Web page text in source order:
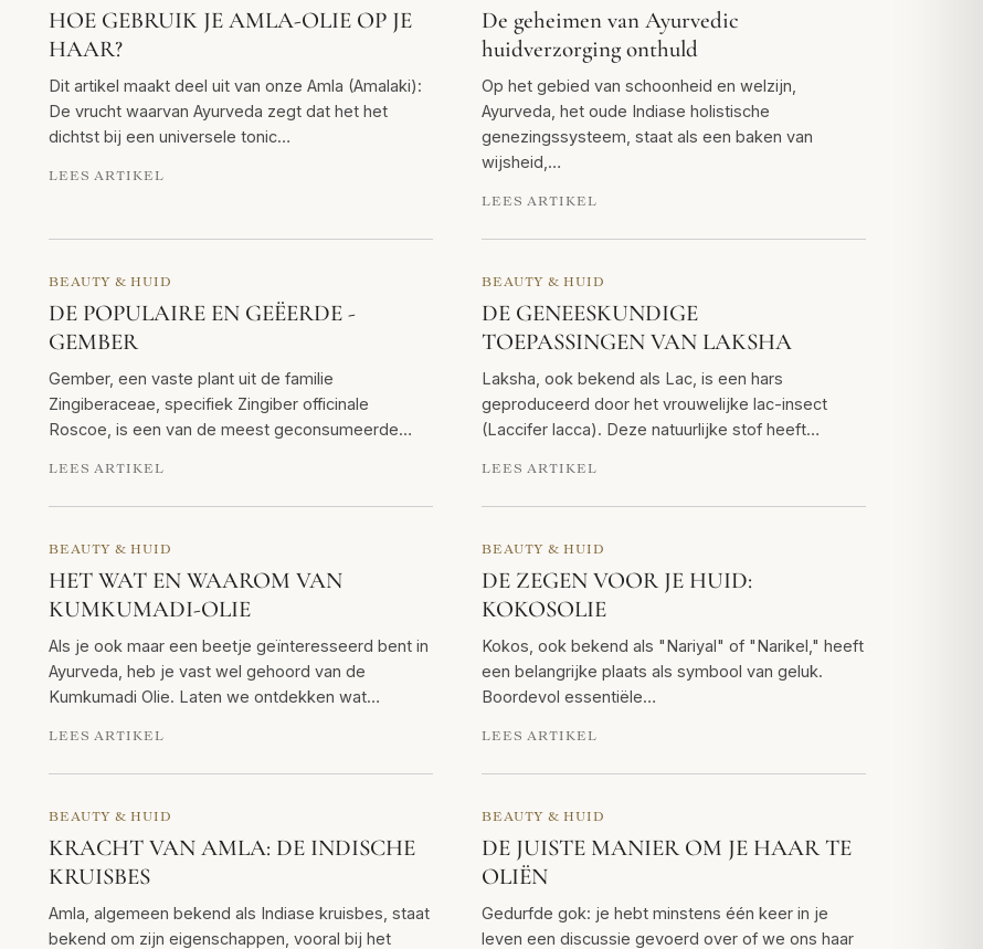
HOE GEBRUIK JE AMLA-OLIE OP JE
HAAR?
Dit artikel maakt deel uit van onze Amla (Amalaki):
De vrucht waarvan Ayurveda zegt dat het het
dichtst bij een universele tonic…
LEES ARTIKEL
De geheimen van Ayurvedic
huidverzorging onthuld
Op het gebied van schoonheid en welzijn,
Ayurveda, het oude Indiase holistische
genezingssysteem, staat als een baken van
wijsheid,…
LEES ARTIKEL
BEAUTY & HUID
DE POPULAIRE EN GEËERDE -
GEMBER
Gember, een vaste plant uit de familie
Zingiberaceae, specifiek Zingiber officinale
Roscoe, is een van de meest geconsumeerde…
LEES ARTIKEL
BEAUTY & HUID
DE GENEESKUNDIGE
TOEPASSINGEN VAN LAKSHA
Laksha, ook bekend als Lac, is een hars
geproduceerd door het vrouwelijke lac-insect
(Laccifer lacca). Deze natuurlijke stof heeft…
LEES ARTIKEL
BEAUTY & HUID
HET WAT EN WAAROM VAN
KUMKUMADI-OLIE
Als je ook maar een beetje geïnteresseerd bent in
Ayurveda, heb je vast wel gehoord van de
Kumkumadi Olie. Laten we ontdekken wat…
LEES ARTIKEL
BEAUTY & HUID
DE ZEGEN VOOR JE HUID:
KOKOSOLIE
Kokos, ook bekend als "Nariyal" of "Narikel," heeft
een belangrijke plaats als symbool van geluk.
Boordevol essentiële…
LEES ARTIKEL
BEAUTY & HUID
KRACHT VAN AMLA: DE INDISCHE
KRUISBES
Amla, algemeen bekend als Indiase kruisbes, staat
bekend om zijn eigenschappen, vooral bij het
BEAUTY & HUID
DE JUISTE MANIER OM JE HAAR TE
OLIËN
Gedurfde gok: je hebt minstens één keer in je
leven een discussie gevoerd over of we ons haar